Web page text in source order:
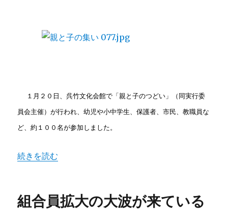
１月２０日、呉竹文化会館で「親と子のつどい」（同実行委
員会主催）が行われ、幼児や小中学生、保護者、市民、教職員な
ど、約１００名が参加しました。
“幼稚園部「親と子のつどい」” の
続きを読む
組合員拡大の大波が来ている